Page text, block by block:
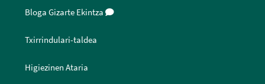
Bloga Gizarte Ekintza
Txirrindulari-taldea
Higiezinen Ataria